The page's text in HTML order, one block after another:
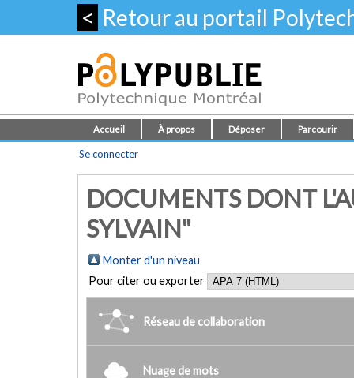
< Retour au portail
Accueil À propos Déposer Parcourir
Se connecter
DOCUMENTS DONT
SYLVAIN"
Monter d'un niveau
Pour citer ou exporter
Réseau de collaboration
Nuage de mots